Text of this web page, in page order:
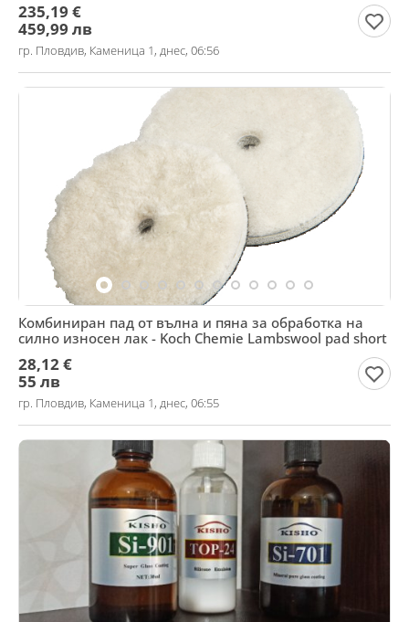
235,19 €
459,99 лв
гр. Пловдив, Каменица 1, днес, 06:56
Комбиниран пад от вълна и пяна за обработка на
силно износен лак - Koch Chemie Lambswool pad short
28,12 €
55 лв
гр. Пловдив, Каменица 1, днес, 06:55